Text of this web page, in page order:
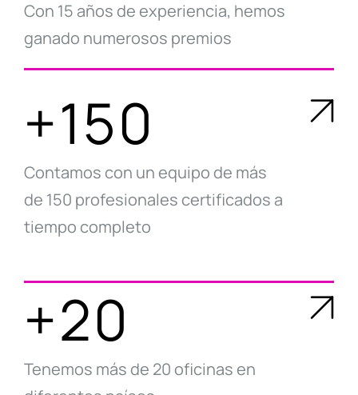
Con 15 años de experiencia, hemos
ganado numerosos premios
+150
Contamos con un equipo de más
de 150 profesionales certificados a
tiempo completo
+20
Tenemos más de 20 oficinas en